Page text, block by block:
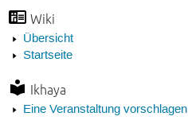
Wiki
Übersicht
Startseite
Ikhaya
Eine Veranstaltung vorschlagen